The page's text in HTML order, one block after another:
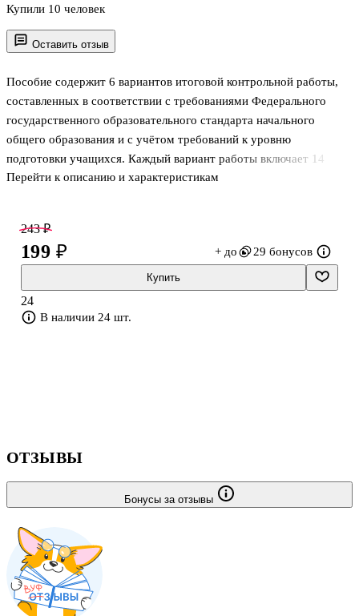
Оставить отзыв
Пособие содержит 6 вариантов итоговой контрольной работы,
составленных в соответствии с требованиями Федерального
государственного образовательного стандарта начального
общего образования и с учётом требований к уровню
подготовки учащихся. Каждый вариант работы включает 14
заданий, дифференцированных по двум уровням сложности. В
Перейти к описанию и характеристикам
Купили 10 человек
243 ₽
199 ₽ + до 29 бонусов
Купить
24
В наличии 24 шт.
ОТЗЫВЫ
Бонусы за отзывы